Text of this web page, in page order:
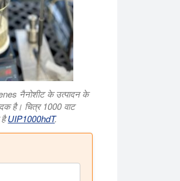
नैनोशीट के उत्पादन के
है। चित्र 1000 वाट
हैUIP1000hdT.